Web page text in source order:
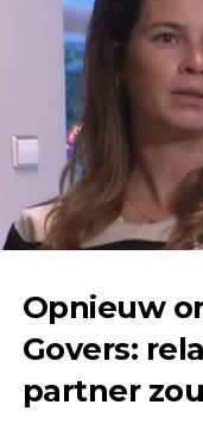
Opnieuw
Govers:
partner